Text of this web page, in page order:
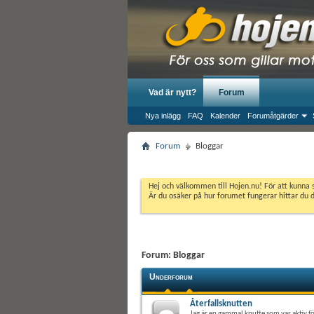
Vad är nytt? Forum
Nya inlägg FAQ Kalender Forumåtgärder
Forum Bloggar
Hej och välkommen till Hojen.nu! För att
Är du osäker på hur forumet fungerar hittar du
Forum: Bloggar
Underforum
Återfallsknutten